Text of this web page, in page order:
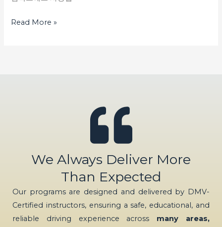
Read More »
We Always Deliver More
Than Expected
Our programs are designed and delivered by DMV-
Certified instructors, ensuring a safe, educational, and
reliable driving experience across many areas,